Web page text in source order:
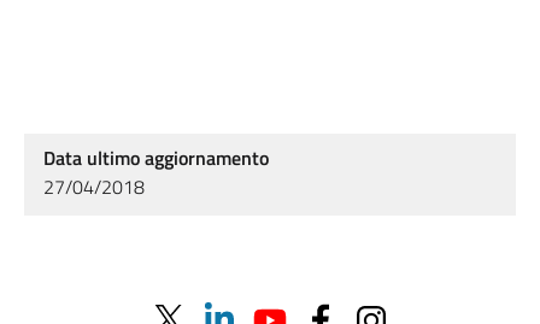
Data ultimo aggiornamento
27/04/2018